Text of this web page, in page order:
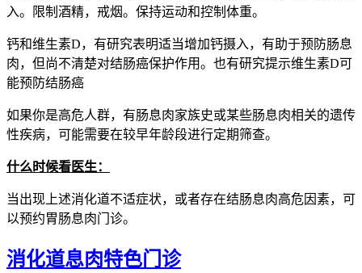
入。限制酒精，戒烟。保持运动和控制体重。
钙和维生素D，有研究表明适当增加钙摄入，有助于预防肠息
肉，但尚不清楚对结肠癌保护作用。也有研究提示维生素D可
能预防结肠癌
如果你是高危人群，有肠息肉家族史或某些肠息肉相关的遗传
性疾病，可能需要在较早年龄段进行定期筛查。
什么时候看医生：
当出现上述消化道不适症状，或者存在结肠息肉高危因素，可
以预约胃肠息肉门诊。
消化道息肉特色门诊